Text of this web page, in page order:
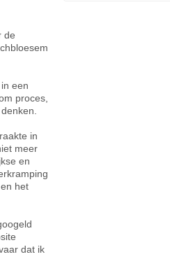
de
een
proces,
in
meer
en
het
dat ik